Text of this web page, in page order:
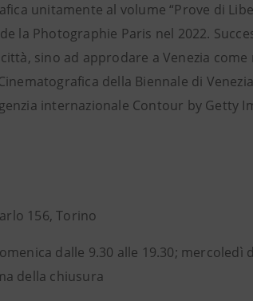
unitamente al volume “Prove di
la Photographie Paris nel 2022.
sino ad approdare a Venezia
della Biennale di
internazionale Contour by Getty
156, Torino
dalle 9.30 alle 19.30; mercoledì
della chiusura